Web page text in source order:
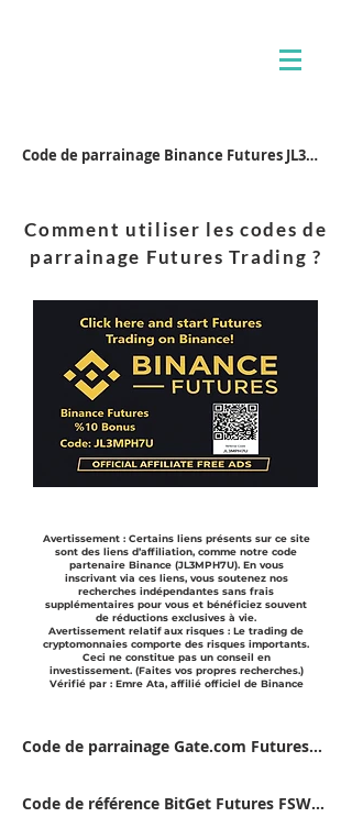
Code de parrainage Binance Futures JL3MPH7U
Comment utiliser les codes de
parrainage Futures Trading ?
Avertissement : Certains liens présents sur ce site
sont des liens d’affiliation, comme notre code
partenaire Binance (JL3MPH7U). En vous
inscrivant via ces liens, vous soutenez nos
recherches indépendantes sans frais
supplémentaires pour vous et bénéficiez souvent
de réductions exclusives à vie.
Avertissement relatif aux risques : Le trading de
cryptomonnaies comporte des risques importants.
Ceci ne constitue pas un conseil en
investissement. (Faites vos propres recherches.)
Vérifié par : Emre Ata, affilié officiel de Binance
Code de parrainage Gate.com Futures&nbsp;: VFJDUWXD
Code de référence BitGet Futures FSWU9863